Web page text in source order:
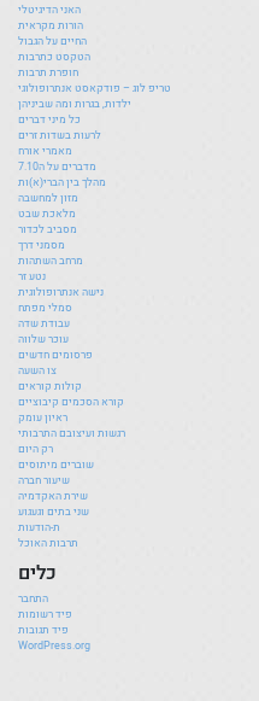
האני הדיגיטלי
הורות מקראית
החיים על הגבול
הטקסט כתרבות
חופרת תרבות
טריפ לוג – פודקאסט אנתרופולוגי
ילדות, בגרות ומה שביניהן
כל מיני דברים
לרעות בשדות זרים
מאמרי אורח
מדברים על ה7.10
מהלך בין הברי(א)ות
מזון למחשבה
מלאכת שבט
מסביב לכדור
מסמני דרך
מרחב השתהות
נטע זר
נישה אנתרופולוגית
סמלי מפתח
עבודת שדה
עוכר שלווה
פרסומים חדשים
צו השעה
קולות קוראים
קורא הסכמים קיבוציים
ראיון עומק
רגשות ועיצובם התרבותי
רק היום
שוברים מיתוסים
שיעור חברה
שירת האקדמיה
שני בתים וגעגוע
ת-הודעות
תרבות האוכל
כלים
התחבר
פיד רשומות
פיד תגובות
WordPress.org